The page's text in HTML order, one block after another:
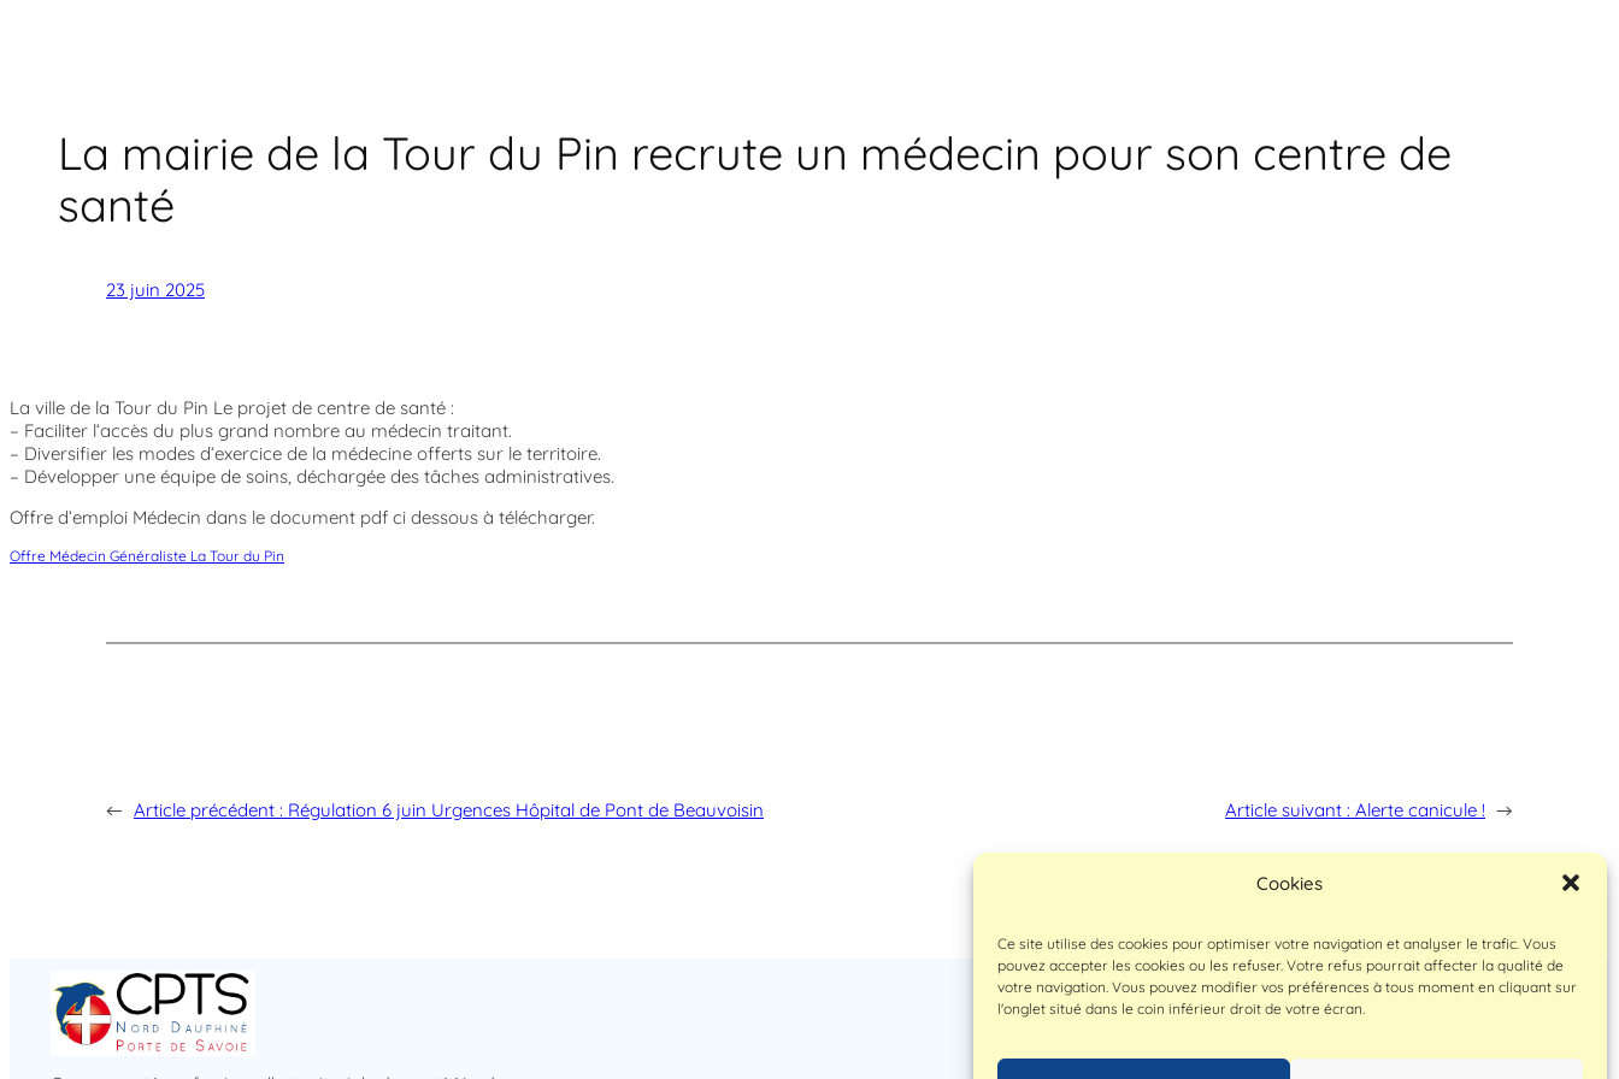
Cookies
Ce site utilise des cookies pour optimiser votre navigation et analyser le trafic. Vous
pouvez accepter les cookies ou les refuser. Votre refus pourrait affecter la qualité de
votre navigation. Vous pouvez modifier vos préférences à tous moment en cliquant sur
l'onglet situé dans le coin inférieur droit de votre écran.
La mairie de la Tour du Pin recrute un médecin pour son centre de
santé
23 juin 2025
La ville de la Tour du Pin Le projet de centre de santé :
– Faciliter l’accès du plus grand nombre au médecin traitant.
– Diversifier les modes d’exercice de la médecine offerts sur le territoire.
– Développer une équipe de soins, déchargée des tâches administratives.
Offre d’emploi Médecin dans le document pdf ci dessous à télécharger.
Offre Médecin Généraliste La Tour du Pin
← Article précédent : Régulation 6 juin Urgences Hôpital de Pont de Beauvoisin Article suivant : Alerte canicule ! →
Politique de confidentialité
Conditions générales